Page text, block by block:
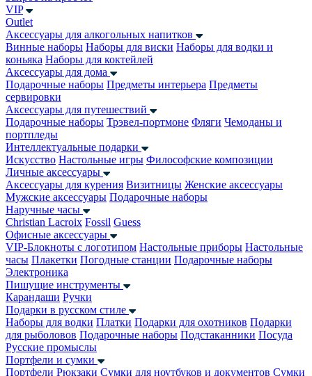
VIP
Outlet
Аксессуары для алкогольных напитков
Винные наборы Наборы для виски Наборы для водки и
коньяка Наборы для коктейлей
Аксессуары для дома
Подарочные наборы Предметы интерьера Предметы
сервировки
Аксессуары для путешествий
Подарочные наборы Трэвел-портмоне Фляги Чемоданы и
портпледы
Интеллектуальные подарки
Искусство Настольные игры Философские композиции
Личные аксессуары
Аксессуары для курения Визитницы Женские аксессуары
Мужские аксессуары Подарочные наборы
Наручные часы
Christian Lacroix Fossil Guess
Офисные аксессуары
VIP-Блокноты с логотипом Настольные приборы Настольные
часы Плакетки Погодные станции Подарочные наборы
Электроника
Пишущие инструменты
Карандаши Ручки
Подарки в русском стиле
Наборы для водки Платки Подарки для охотников Подарки
для рыболовов Подарочные наборы Подстаканники Посуда
Русские промыслы
Портфели и сумки
Портфели Рюкзаки Сумки для ноутбуков и документов Сумки